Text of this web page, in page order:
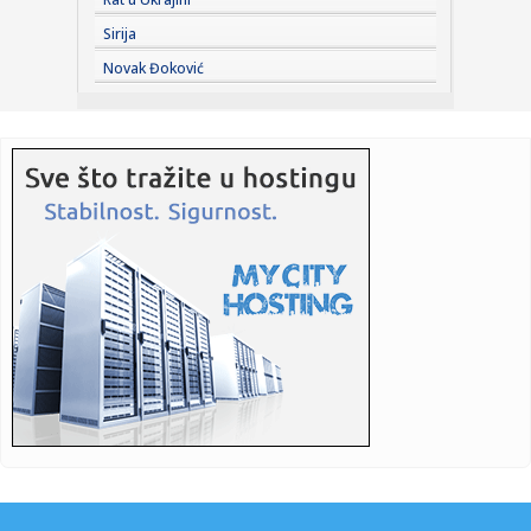
bazaru, pored ...
21:45:Jokić čeka Vembanjamu, znaju se i cene karata za
košarkaški s...
21:41: Veliki preokret Srbije – Rusija pala posle pet setova
21:41:
prvenstva!
21:36:NOVI PAZAR BEZ STRAHA NA MARAKANI: Pandurović ističe
– „Cil...
21:34:Ferrari testira novu verziju modela Purosangue
21:34:Knežević: "Prva odluka koju ću doneti kao premijer biće
otpri...
Sirija
Novak Đoković